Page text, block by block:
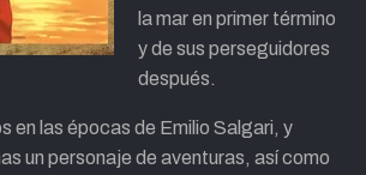
la mar en primer término
y de sus perseguidores
después.
en las épocas de Emilio Salgari, y
un personaje de aventuras, así como